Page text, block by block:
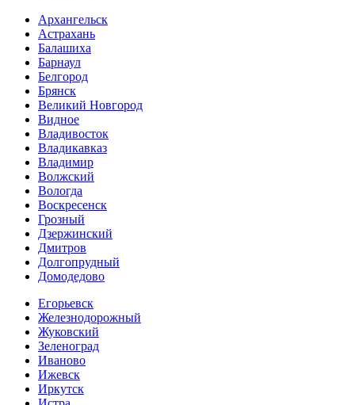
Архангельск
Астрахань
Балашиха
Барнаул
Белгород
Брянск
Великий Новгород
Видное
Владивосток
Владикавказ
Владимир
Волжский
Вологда
Воскресенск
Грозный
Дзержинский
Дмитров
Долгопрудный
Домодедово
Егорьевск
Железнодорожный
Жуковский
Зеленоград
Иваново
Ижевск
Иркутск